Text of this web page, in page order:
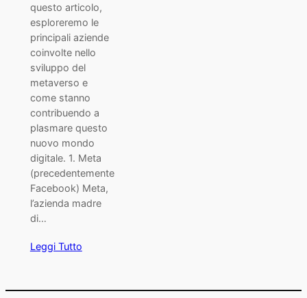
questo articolo,
esploreremo le
principali aziende
coinvolte nello
sviluppo del
metaverso e
come stanno
contribuendo a
plasmare questo
nuovo mondo
digitale. 1. Meta
(precedentemente
Facebook) Meta,
l’azienda madre
di…
Leggi Tutto